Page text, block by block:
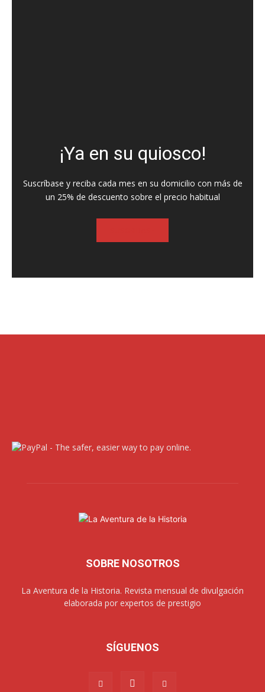
¡Ya en su quiosco!
Suscríbase y reciba cada mes en su domicilio con más de
un 25% de descuento sobre el precio habitual
SOBRE NOSOTROS
La Aventura de la Historia. Revista mensual de divulgación
elaborada por expertos de prestigio
SÍGUENOS